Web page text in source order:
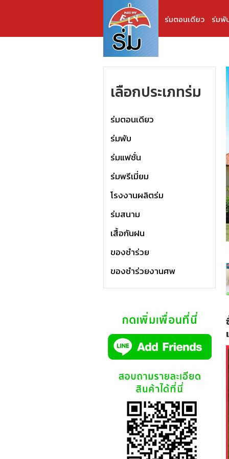
ร่มตอนเดียว ร่มพั
เลือกประเภทร่ม
ร่มตอนเดียว
ร่มพับ
ร่มแฟชั่น
ร่มพรีเมี่ยม
โรงงานผลิตร่ม
ร่มสนาม
เสื้อกันฝน
ของชำร่วย
ของชำร่วยงานศพ